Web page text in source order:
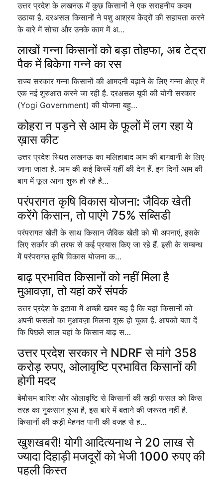
उत्तर प्रदेश के लखनऊ में कुछ किसानों ने एक सराहनीय कदम
उठाया है. दरअसल किसानों ने पशु आश्रय केंद्रों की सहायता करने
के बारे में सोचा और उनके काम में अ…
लाखों गन्ना किसानों को बड़ा तोहफा, अब टेट्रा
पैक में बिकेगा गन्ने का रस
राज्य सरकार गन्ना किसानों की आमदनी बढ़ाने के लिए गन्ना क्षेत्र में
एक नई शुरुआत करने जा रही है. दरअसल यूपी की योगी सरकार
(Yogi Government) की योजना बहु…
कोहरा न पड़ने से आम के फूलों में लग रहा ये
ख़ास कीट
उत्तर प्रदेश स्थित लखनऊ का मलिहाबाद आम की बागवानी के लिए
जाना जाता है. आम की कई किस्में यहीं की देन हैं. इन दिनों आम की
बाग में फूल आना शुरू हो रहे है…
परंपरागत कृषि विकास योजना: जैविक खेती
करेंगे किसान, तो पाएंगे 75% सब्सिडी
परंपरागत खेती के साथ किसान जैविक खेती को भी अपनाएं, इसके
लिए सर्कार की तरफ से कई प्रयास किए जा रहे हैं. इसी के सम्बन्ध
में परंपरागत कृषि विकास योजना क…
बाढ़ प्रभावित किसानों को नहीं मिला है
मुआवज़ा, तो यहां करें संपर्क
उत्तर प्रदेश के इटावा में अच्छी खबर यह है कि यहां किसानों को
अपनी फसलों का मुआवज़ा मिलना शुरू हो चुका है. आपको बता दें
कि पिछले साल यहां के किसान बाढ़ स…
उत्तर प्रदेश सरकार ने NDRF से मांगे 358
करोड़ रुपए, ओलावृष्टि प्रभावित किसानों की
होगी मदद
बेमौसम बारिश और ओलावृष्टि से किसानों की खड़ी फसल को किस
तरह का नुकसान हुआ है, इस बारे में बताने की जरूरत नहीं है.
किसानों की कड़ी मेहनत पानी की वजह से ह…
खुशखबरी! योगी आदित्यनाथ ने 20 लाख से
ज्यादा दिहाड़ी मजदूरों को भेजी 1000 रुपए की
पहली किस्त